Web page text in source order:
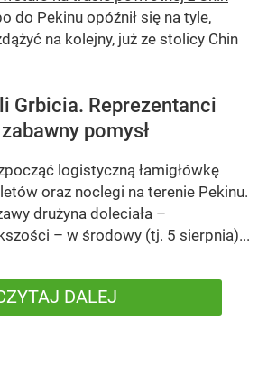
do Pekinu opóźnił się na tyle,
na kolejny, już ze stolicy Chin
Grbicia. Reprezentanci
pomysł
logistyczną łamigłówkę
oraz noclegi na terenie Pekinu.
drużyna doleciała –
– w środowy (tj. 5 sierpnia)...
DALEJ